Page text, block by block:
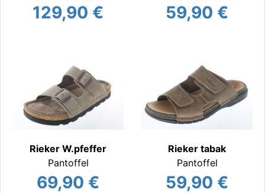
LE
Pantoffel
129,90 €
Pantoffel
59,90 €
Rieker W.pfeffer
Pantoffel
69,90 €
Rieker tabak
Pantoffel
59,90 €